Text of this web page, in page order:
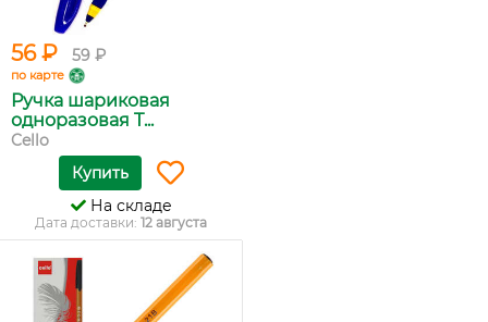
56 ₽ 59 ₽
по карте
Ручка шариковая
одноразовая T...
Cello
Купить
На складе
Дата доставки: 12 августа